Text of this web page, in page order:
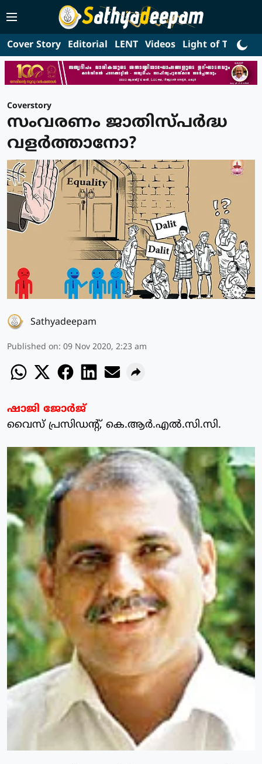
Cover Story Editorial LENT Videos Light of Truth
Coverstory
സംവരണം ജാതിസ്പര്‍ദ്ധ
വളര്‍ത്താനോ?
Sathyadeepam
Published on: 09 Nov 2020, 2:23 am
ഷാജി ജോര്‍ജ്
വൈസ് പ്രസിഡന്റ്, കെ.ആര്‍.എല്‍.സി.സി.